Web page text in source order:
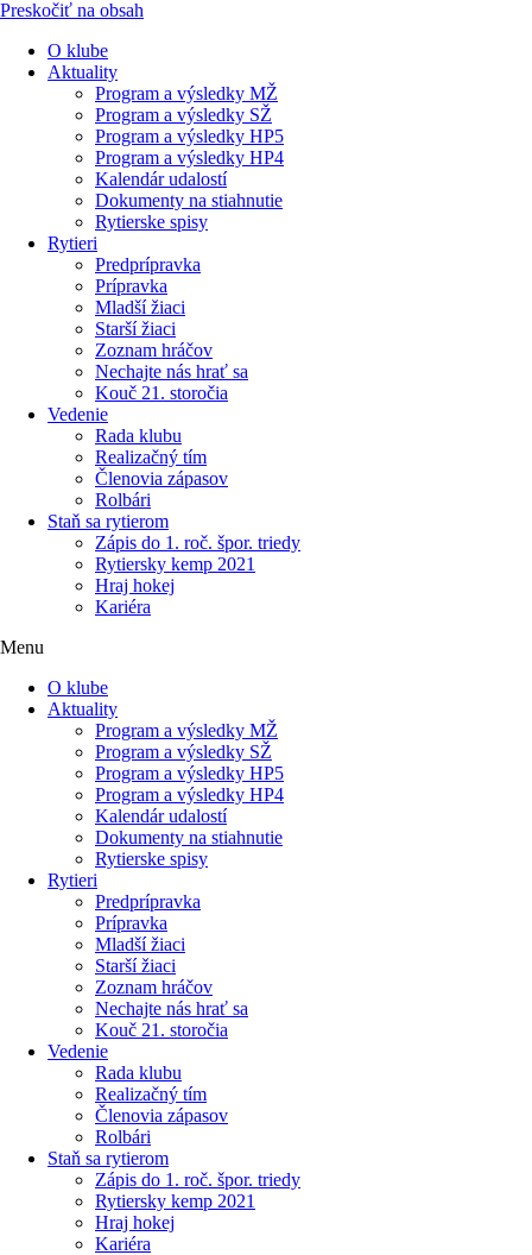
Preskočiť na obsah
O klube
Aktuality
Program a výsledky MŽ
Program a výsledky SŽ
Program a výsledky HP5
Program a výsledky HP4
Kalendár udalostí
Dokumenty na stiahnutie
Rytierske spisy
Rytieri
Predprípravka
Prípravka
Mladší žiaci
Starší žiaci
Zoznam hráčov
Nechajte nás hrať sa
Kouč 21. storočia
Vedenie
Rada klubu
Realizačný tím
Členovia zápasov
Rolbári
Staň sa rytierom
Zápis do 1. roč. špor. triedy
Rytiersky kemp 2021
Hraj hokej
Kariéra
Menu
O klube
Aktuality
Program a výsledky MŽ
Program a výsledky SŽ
Program a výsledky HP5
Program a výsledky HP4
Kalendár udalostí
Dokumenty na stiahnutie
Rytierske spisy
Rytieri
Predprípravka
Prípravka
Mladší žiaci
Starší žiaci
Zoznam hráčov
Nechajte nás hrať sa
Kouč 21. storočia
Vedenie
Rada klubu
Realizačný tím
Členovia zápasov
Rolbári
Staň sa rytierom
Zápis do 1. roč. špor. triedy
Rytiersky kemp 2021
Hraj hokej
Kariéra